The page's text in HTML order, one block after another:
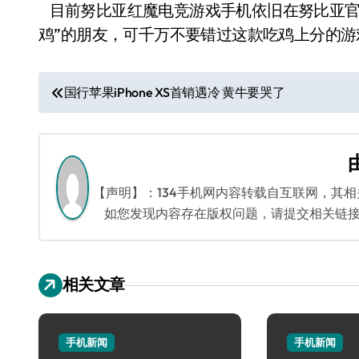
目前努比亚红魔电竞游戏手机依旧在努比亚
鸡”的朋友，可千万不要错过这款吃鸡上分的
文
章
导
航
国行苹果iPhone XS首销遇冷 黄牛要哭了
【声明】：134手机网内容转载自互联网，其
如您发现内容存在版权问题，请提交相关链
相关文章
手机新闻 手机新闻